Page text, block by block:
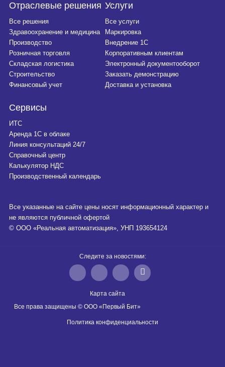
Отраслевые решения
Все решения
Здравоохранение и медицина
Производство
Розничная торговля
Складская логистика
Строительство
Финансовый учет
Услуги
Все услуги
Маркировка
Внедрение 1С
Корпоративным клиентам
Электронный документооборот
Заказать демонстрацию
Доставка и установка
Сервисы
ИТС
Аренда 1С в облаке
Линия консультаций 24/7
Справочный центр
Калькулятор НДС
Производственный календарь
Все указанные на сайте цены носят информационный характер и
не являются публичной офертой
© ООО «Реальная автоматизация», УНП 193654124
Следите за новостями:
Карта сайта
Все права защищены © ООО «Первый Бит»
Политика конфиденциальности